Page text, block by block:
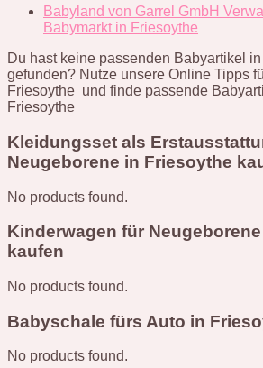
Babyland von Garrel GmbH
Babymarkt in Friesoythe
Du hast keine passenden Babyartikel
gefunden? Nutze unsere Online Tipps
Friesoythe und finde passende
Friesoythe
Kleidungsset als
Neugeborene in Friesoythe
No products found.
Kinderwagen für
kaufen
No products found.
Babyschale fürs Auto in
No products found.